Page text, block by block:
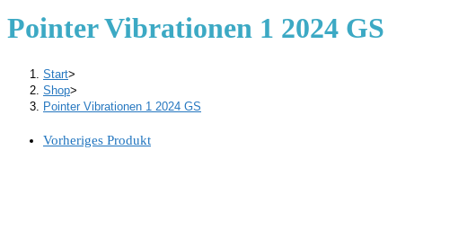
Pointer Vibrationen 1 2024 GS
Start>
Shop>
Pointer Vibrationen 1 2024 GS
Vorheriges Produkt